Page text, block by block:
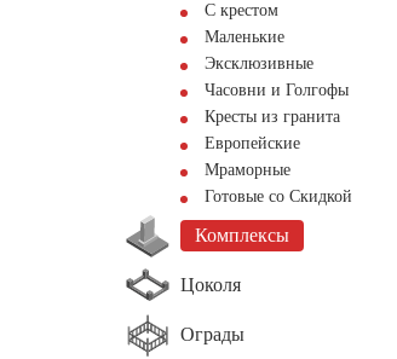
С крестом
Маленькие
Эксклюзивные
Часовни и Голгофы
Кресты из гранита
Европейские
Мраморные
Готовые со Скидкой
Комплексы
Цоколя
Ограды